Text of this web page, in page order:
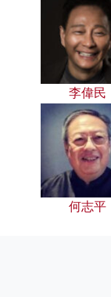
李偉民
何志平